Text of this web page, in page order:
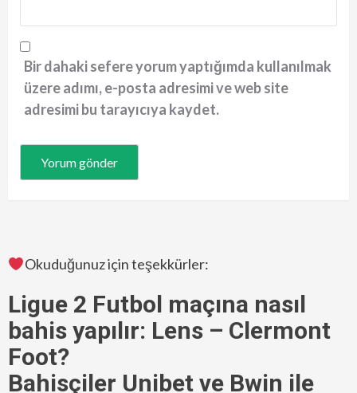
Bir dahaki sefere yorum yaptığımda kullanılmak
üzere adımı, e-posta adresimi ve web site
adresimi bu tarayıcıya kaydet.
Okuduğunuz için teşekkürler:
Ligue 2 Futbol maçına nasıl
bahis yapılır: Lens – Clermont
Foot?
Bahisçiler Unibet ve Bwin ile